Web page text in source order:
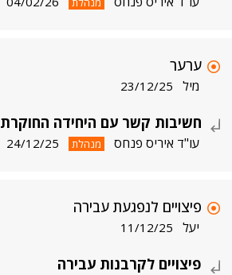
ערער
מיל 23/12/25
חשיבות קשר עם היחידה החוקרת
עו"ד איריס פנחס מנהלת 24/12/25
פיצויים לנפגעת עבירה
יעל 11/12/25
פיצויים לקרבנות עבירה